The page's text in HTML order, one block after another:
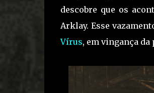
descobre que os
Arklay. Esse
Vírus, em vingança